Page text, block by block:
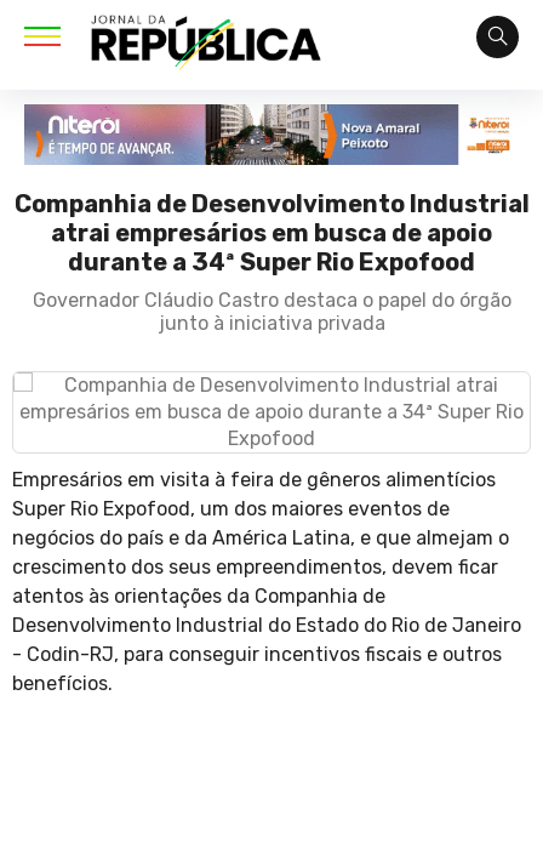
Companhia de Desenvolvimento Industrial
atrai empresários em busca de apoio
durante a 34ª Super Rio Expofood
Governador Cláudio Castro destaca o papel do órgão
junto à iniciativa privada
Empresários em visita à feira de gêneros alimentícios
Super Rio Expofood, um dos maiores eventos de
negócios do país e da América Latina, e que almejam o
crescimento dos seus empreendimentos, devem ficar
atentos às orientações da Companhia de
Desenvolvimento Industrial do Estado do Rio de Janeiro
- Codin-RJ, para conseguir incentivos fiscais e outros
benefícios.